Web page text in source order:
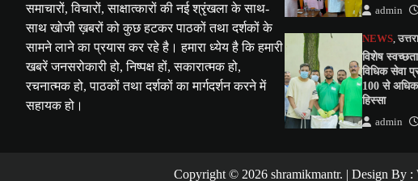
समाचारों, विचारों, साक्षात्कारों की नई श्रृंखला के साथ-
साथ खोजी ख़बरों को कुछ हटकर पाठकों तथा दर्शकों के
सामने लाने का प्रयास कर रहे है। हमारा ध्येय है कि हमारी
खबरें जनसरोकारी हो, निष्पक्ष हों, सकारात्मक हो,
रचनात्मक हो, पाठकों तथा दर्शकों का मार्गदर्शन करने में
सहायक हो।
admin
NEWS,
विशेष
विधिक सेवा
100 से
हिस्सा
admin
Copyright ©️ 2026 shramikmantr. | Design By :